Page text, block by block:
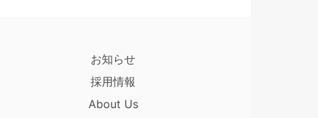
お知らせ
採用情報
About Us